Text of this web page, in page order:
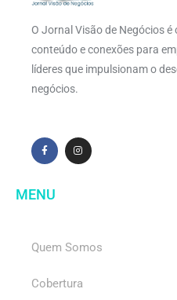
O Jornal Visão de Negócios
conteúdo e conexões para
líderes que impulsionam o
negócios.
MENU
Quem Somos
Cobertura